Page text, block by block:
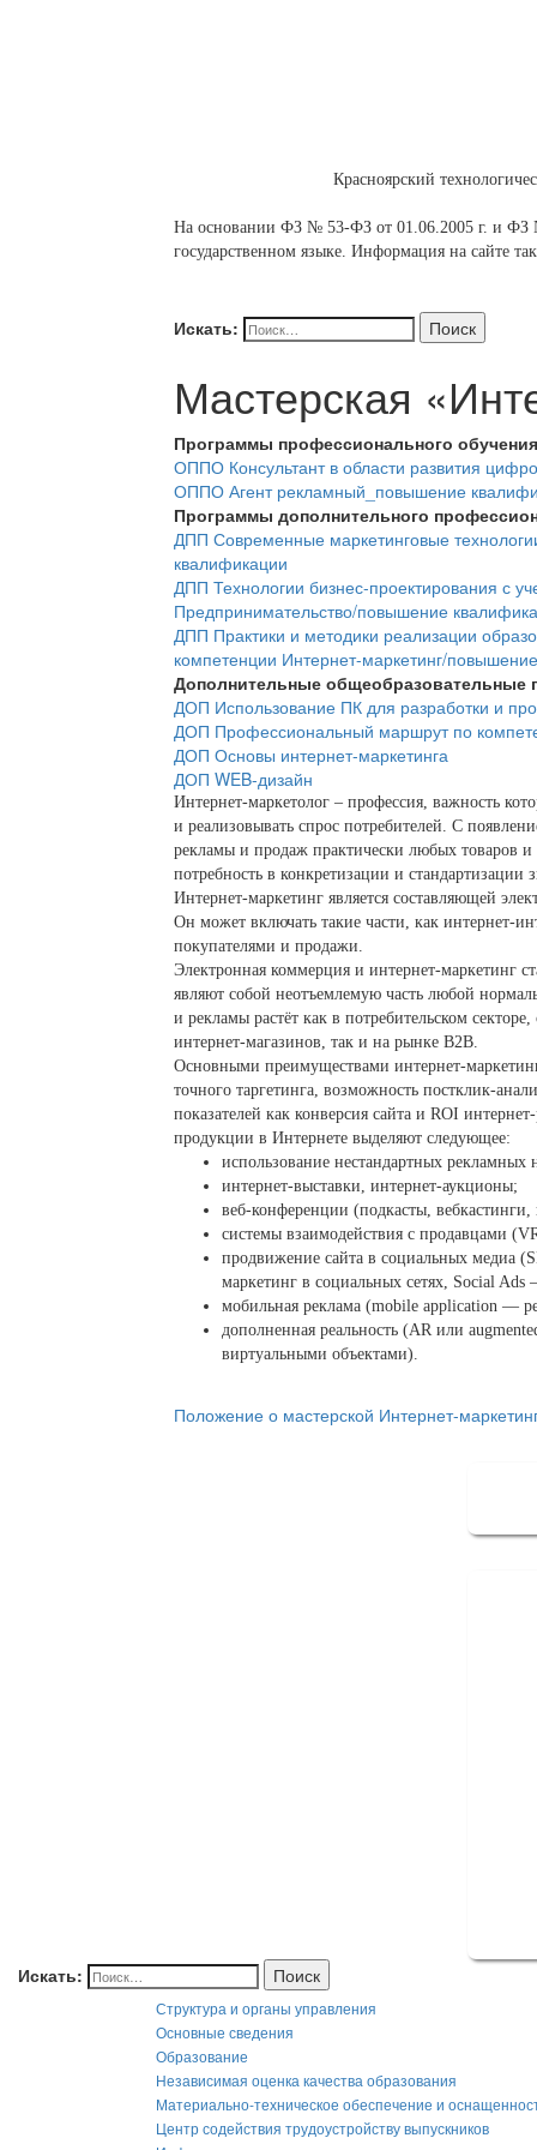
Красноярский
На основании ФЗ № 53-ФЗ от 01.06.2005 г. и ФЗ
государственном языке. Информация на сайте
Искать: Поиск
Мастерская
Программы профессионального обучения
ОППО Консультант в области развития
ОППО Агент рекламный_повышение
Программы дополнительного
ДПП Современные маркетинговые
квалификации
ДПП Технологии бизнес-проектирования с
Предпринимательство/повышение
ДПП Практики и методики реализации
компетенции Интернет-маркетинг/
Дополнительные общеобразовательные
ДОП Использование ПК для разработки и
ДОП Профессиональный маршрут по
ДОП Основы интернет-маркетинга
ДОП WEB-дизайн
Интернет-маркетолог – профессия, важность
и реализовывать спрос потребителей. С
рекламы и продаж практически любых товаров и
потребность в конкретизации и
Интернет-маркетинг является составляющей
Он может включать такие части, как интернет-
покупателями и продажи.
Электронная коммерция и интернет-маркетинг
являют собой неотъемлемую часть любой
и рекламы растёт как в потребительском
интернет-магазинов, так и на рынке B2B.
Основными преимуществами интернет-
точного таргетинга, возможность постклик-
показателей как конверсия сайта и ROI
продукции в Интернете выделяют следующее:
использование нестандартных
интернет-выставки, интернет-аукционы;
веб-конференции (подкасты,
системы взаимодействия с продавцами
продвижение сайта в социальных медиа
маркетинг в социальных сетях, Social
мобильная реклама (mobile application —
дополненная реальность (AR или
виртуальными объектами).
Положение о мастерской Интернет-
Искать: Поиск
Структура и органы управления
Основные сведения
Образование
Независимая оценка качества образования
Материально-техническое обеспечение и
Центр содействия трудоустройству выпускников